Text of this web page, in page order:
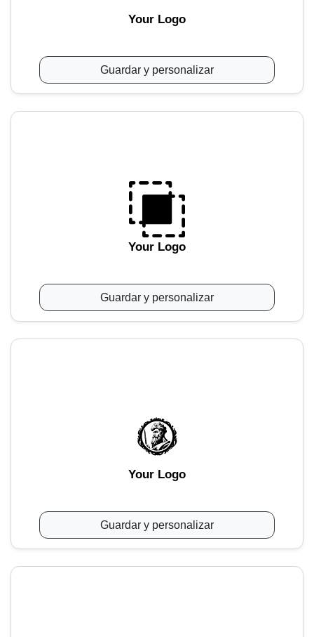
Your Logo
Guardar y personalizar
Your Logo
Guardar y personalizar
Your Logo
Guardar y personalizar